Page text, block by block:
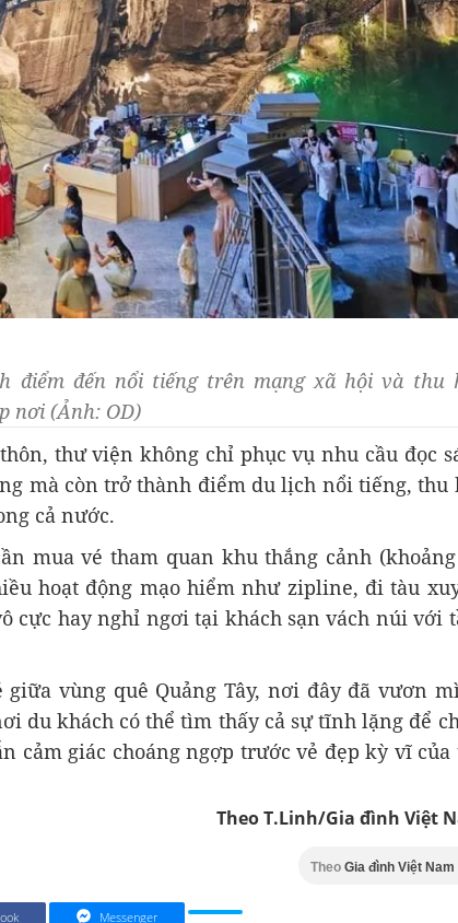
điểm đến nổi tiếng trên mạng xã hội và thu
nơi (Ảnh: OD)
thư viện không chỉ phục vụ nhu cầu đọc
mà còn trở thành điểm du lịch nổi tiếng, thu
cả nước.
mua vé tham quan khu thắng cảnh
hoạt động mạo hiểm như zipline, đi tàu
cực hay nghỉ ngơi tại khách sạn vách núi với
vùng quê Quảng Tây, nơi đây đã vươn
du khách có thể tìm thấy cả sự tĩnh lặng để
cảm giác choáng ngợp trước vẻ đẹp kỳ vĩ của
Theo T.Linh/Gia đình Việt
Theo Gia đình Việt Nam
Messenger